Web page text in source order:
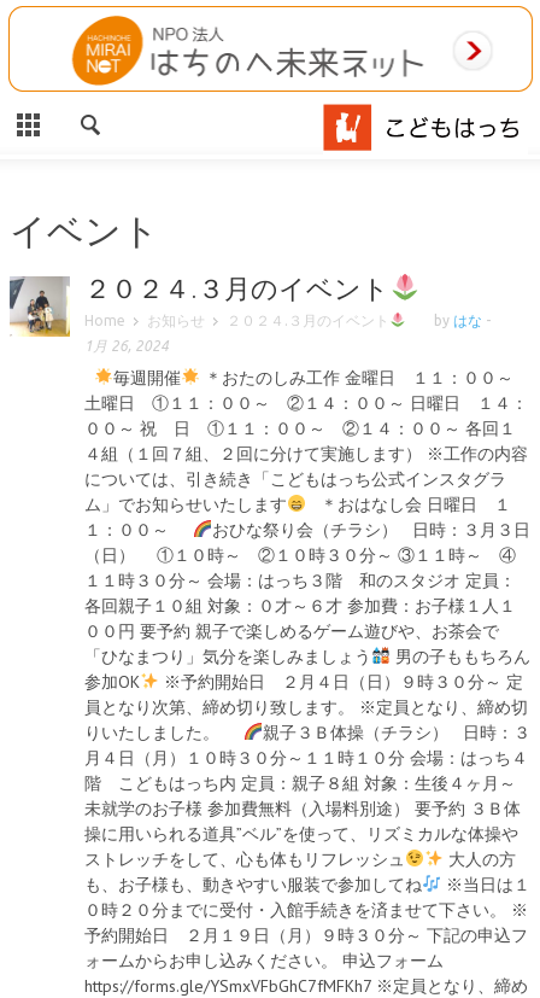
CLOSE
HOME
MAP
お問合わせ
運営団体
イベント
２０２４.３月のイベント
Home お知らせ ２０２４.３月のイベント by はな -
1月 26, 2024
毎週開催
＊おたのしみ工作 金曜日 １１：００～
土曜日 ①１１：００～ ②１４：００～ 日曜日 １４：
００～ 祝 日 ①１１：００～ ②１４：００～ 各回１
４組（１回７組、２回に分けて実施します） ※工作の内容
については、引き続き「こどもはっち公式インスタグラ
ム」でお知らせいたします
＊おはなし会 日曜日 １
１：００～
おひな祭り会（チラシ） 日時：３月３日
（日） ①１０時～ ②１０時３０分～ ③１１時～ ④
１１時３０分～ 会場：はっち３階 和のスタジオ 定員：
各回親子１０組 対象：０才～６才 参加費：お子様１人１
００円 要予約 親子で楽しめるゲーム遊びや、お茶会で
「ひなまつり」気分を楽しみましょう
男の子ももちろん
参加OK
※予約開始日 ２月４日（日）９時３０分～ 定
員となり次第、締め切り致します。 ※定員となり、締め切
りいたしました。
親子３Ｂ体操（チラシ） 日時：３
月４日（月）１０時３０分～１１時１０分 会場：はっち４
階 こどもはっち内 定員：親子８組 対象：生後４ヶ月～
未就学のお子様 参加費無料（入場料別途） 要予約 ３Ｂ体
操に用いられる道具”ベル”を使って、リズミカルな体操や
ストレッチをして、心も体もリフレッシュ
大人の方
も、お子様も、動きやすい服装で参加してね
※当日は１
０時２０分までに受付・入館手続きを済ませて下さい。 ※
予約開始日 ２月１９日（月）９時３０分～ 下記の申込フ
ォームからお申し込みください。 申込フォーム
https://forms.gle/YSmxVFbGhC7fMFKh7 ※定員となり、締め